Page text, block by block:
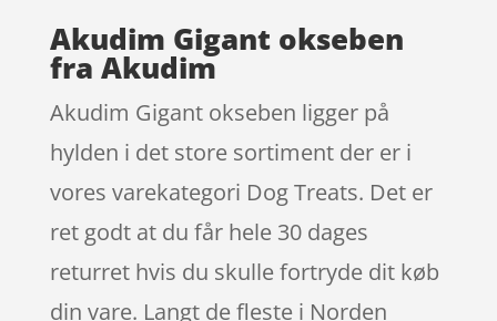
Akudim Gigant okseben
fra Akudim
Akudim Gigant okseben ligger på
hylden i det store sortiment der er i
vores varekategori Dog Treats. Det er
ret godt at du får hele 30 dages
returret hvis du skulle fortryde dit køb
din vare. Langt de fleste i Norden